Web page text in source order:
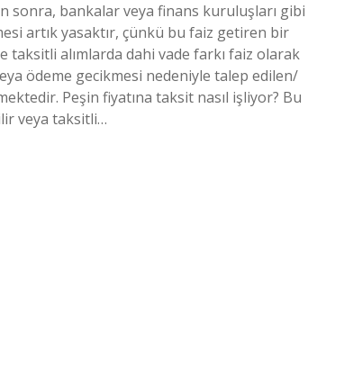
sonra, bankalar veya finans kuruluşları gibi
artık yasaktır, çünkü bu faiz getiren bir
taksitli alımlarda dahi vade farkı faiz olarak
ödeme gecikmesi nedeniyle talep edilen/
Peşin fiyatına taksit nasıl işliyor? Bu
veya taksitli…